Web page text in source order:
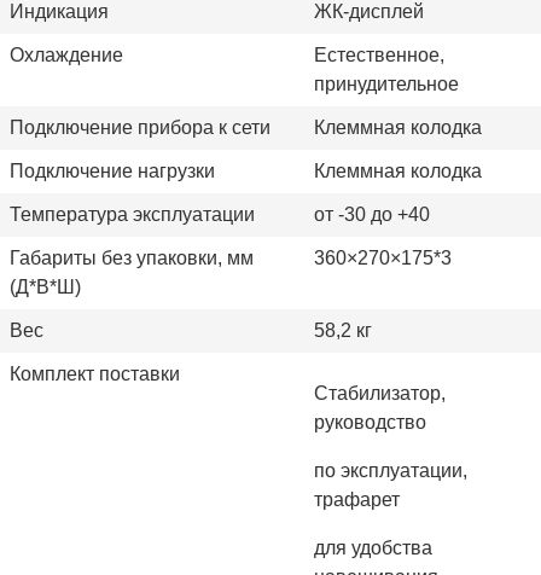
Индикация ЖК-дисплей
Охлаждение
Естественное,
принудительное
Подключение прибора к сети Клеммная колодка
Подключение нагрузки Клеммная колодка
Температура эксплуатации от -30 до +40
Габариты без упаковки, мм
(Д*В*Ш)
360×270×175*3
Вес 58,2 кг
Комплект поставки
Стабилизатор,
руководство
по эксплуатации,
трафарет
для удобства